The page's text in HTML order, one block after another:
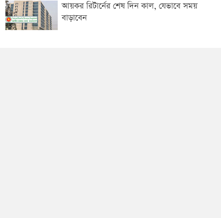
আয়কর রিটার্নের শেষ দিন কাল, যেভাবে সময়
বাড়াবেন